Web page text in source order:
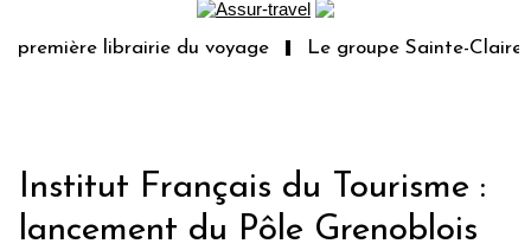
librairie du voyage Le groupe Sainte-Claire
Institut Français du Tourisme :
lancement du Pôle Grenoblois